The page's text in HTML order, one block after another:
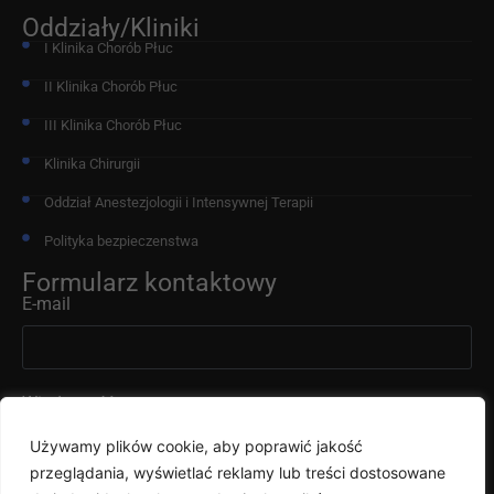
Używamy plików cookie, aby poprawić jakość
przeglądania, wyświetlać reklamy lub treści dostosowane
Oddziały/Kliniki
I Klinika Chorób Płuc
II Klinika Chorób Płuc
III Klinika Chorób Płuc
Klinika Chirurgii
Oddział Anestezjologii i Intensywnej Terapii
Polityka bezpieczenstwa
Formularz kontaktowy
E-mail
Wiadomość